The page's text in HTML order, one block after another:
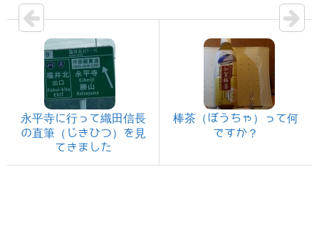
永平寺に行って織田信長
の直筆（じきひつ）を見
てきました
棒茶（ぼうちゃ）って何
ですか？